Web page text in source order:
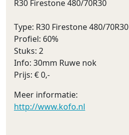
R30 Firestone 480/70R30
Type: R30 Firestone 480/70R30
Profiel: 60%
Stuks: 2
Info: 30mm Ruwe nok
Prijs: € 0,-
Meer informatie:
http://www.kofo.nl